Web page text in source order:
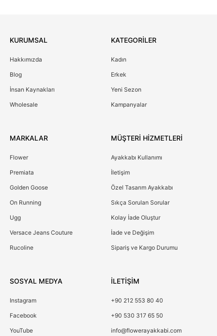
KURUMSAL
Hakkımızda
Blog
İnsan Kaynakları
Wholesale
KATEGORİLER
Kadın
Erkek
Yeni Sezon
Kampanyalar
MARKALAR
Flower
Premiata
Golden Goose
On Running
Ugg
Versace Jeans Couture
Rucoline
MÜŞTERİ HİZMETLERİ
Ayakkabı Kullanımı
İletişim
Özel Tasarım Ayakkabı
Sıkça Sorulan Sorular
Kolay İade Oluştur
İade ve Değişim
Sipariş ve Kargo Durumu
SOSYAL MEDYA
Instagram
Facebook
YouTube
İLETİŞİM
+90 212 553 80 40
+90 530 317 65 50
info@flowerayakkabi.com